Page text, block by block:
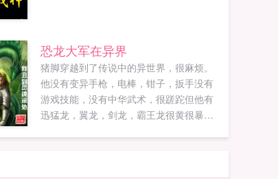
恐龙大军在异界
猪脚穿越到了传说中的异世界，很麻烦。
他没有变异手枪，电棒，钳子，扳手没有
游戏技能，没有中华武术，很蹉跎但他有
迅猛龙，翼龙，剑龙，霸王龙很黄很暴